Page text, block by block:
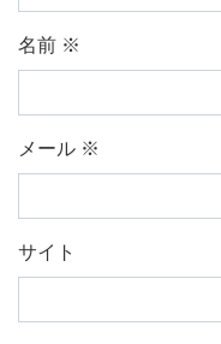
名前 ※
メール ※
サイト